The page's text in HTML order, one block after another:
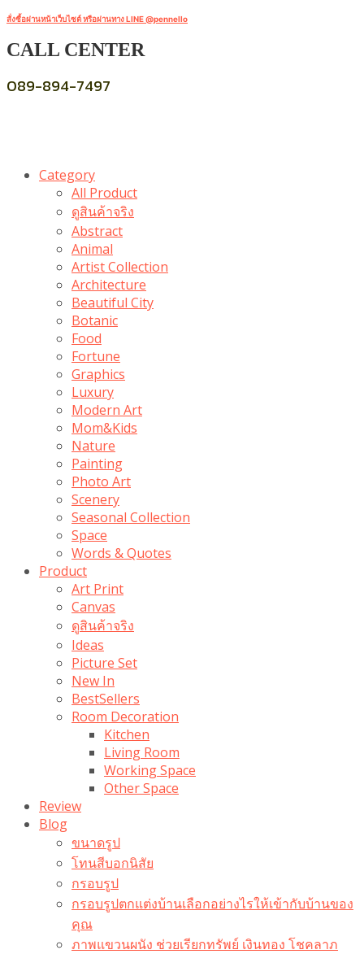
สั่งซื้อผ่านหน้าเว็บไซต์ หรือผ่านทาง LINE @pennello
CALL CENTER
089-894-7497
Category
All Product
ดูสินค้าจริง
Abstract
Animal
Artist Collection
Architecture
Beautiful City
Botanic
Food
Fortune
Graphics
Luxury
Modern Art
Mom&Kids
Nature
Painting
Photo Art
Scenery
Seasonal Collection
Space
Words & Quotes
Product
Art Print
Canvas
ดูสินค้าจริง
Ideas
Picture Set
New In
BestSellers
Room Decoration
Kitchen
Living Room
Working Space
Other Space
Review
Blog
ขนาดรูป
โทนสีบอกนิสัย
กรอบรูป
กรอบรูปตกแต่งบ้านเลือกอย่างไรให้เข้ากับบ้านของ
คุณ
ภาพแขวนผนัง ช่วยเรียกทรัพย์ เงินทอง โชคลาภ